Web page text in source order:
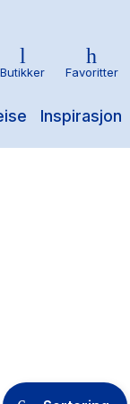
Inspirasjon
Butikker Favoritter